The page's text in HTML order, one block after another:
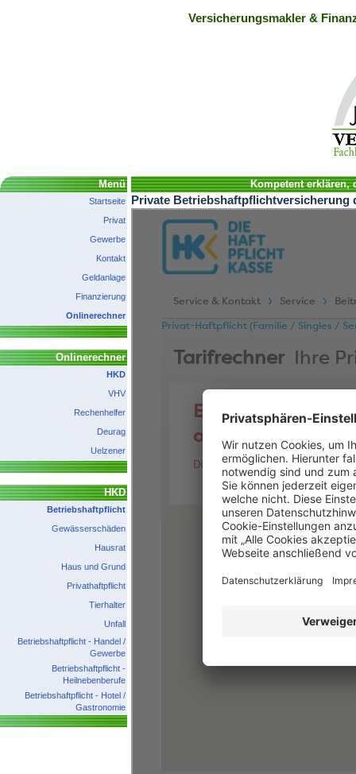
Versicherungsmakler &
Menü
Startseite
Privat
Gewerbe
Kontakt
Geldanlage
Finanzierung
Onlinerechner
Onlinerechner
HKD
VHV
Rechenhelfer
Deurag
Uelzener
HKD
Betriebshaftpflicht
Gewässerschäden
Hausrat
Haus und Grund
Privathaftpflicht
Tierhalter
Unfall
Betriebshaftpflicht - Handel /
Gewerbe
Betriebshaftpflicht -
Heilnebenberufe
Betriebshaftpflicht - Hotel /
Gastronomie
Kompetent erklären,
Private Betriebshaftpflichtversicherung